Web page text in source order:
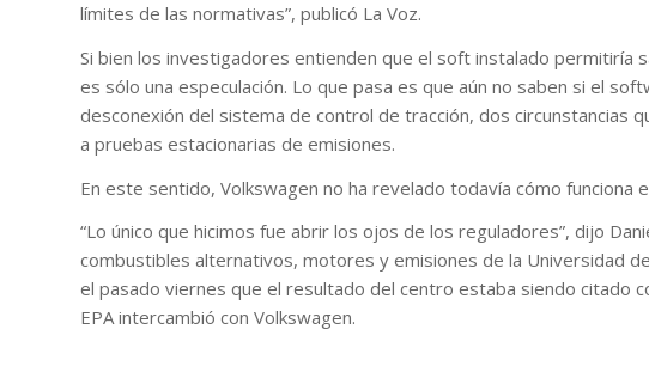
límites de las normativas”, publicó La Voz.
Si bien los investigadores entienden que el soft instalado permitiría
es sólo una especulación. Lo que pasa es que aún no saben si el
desconexión del sistema de control de tracción, dos circunstancias
a pruebas estacionarias de emisiones.
En este sentido, Volkswagen no ha revelado todavía cómo
“Lo único que hicimos fue abrir los ojos de los reguladores”, dijo
combustibles alternativos, motores y emisiones de la Universidad
el pasado viernes que el resultado del centro estaba siendo citado
EPA intercambió con Volkswagen.